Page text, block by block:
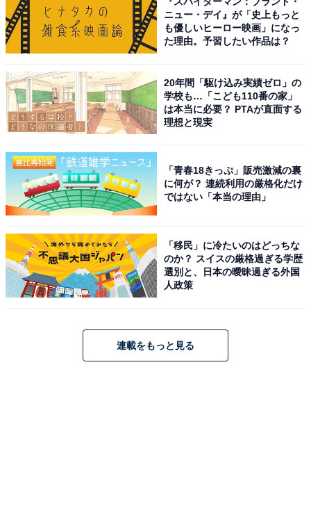
当たったのは、佐賀県鹿島市で作られた「のごみ人形 青巳鈴」
2024年は鶴モチーフでしたが、2025年は干支モチーフの
ものをお迎えしたいな〜とひっそり願っていたのでうれ
しい気持ちになりました！
どの縁起物が入っているかは、開けるまでのお楽しみ。
職人が手作りした縁起物との対面は、年始早々わくわく
感を与えてくれます！ まさに「福缶」の魅力といえるで
しょう。
ニュー・デイ』が「史上もっと
も優しいヒーロー映画」になっ
た理由。予習したい作品は？
20年間「駆け込み実績ゼロ」の
学校も…「こども110番の家」
は本当に必要？ PTAが直面する
理想と現実
「青春18きっぷ」販売激減の裏
に何が？ 連続利用の厳格化だけ
ではない「本当の理由」
「移民」に冷たいのはどっちな
のか？ スイスの厳格過ぎる学歴
選別と、日本の曖昧過ぎる外国
人政策
連載をもっと見る